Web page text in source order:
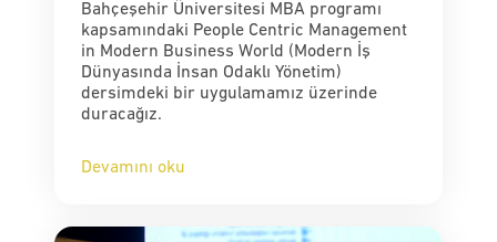
Bahçeşehir Üniversitesi MBA programı
kapsamındaki People Centric Management
in Modern Business World (Modern İş
Dünyasında İnsan Odaklı Yönetim)
dersimdeki bir uygulamamız üzerinde
duracağız.
Devamını oku